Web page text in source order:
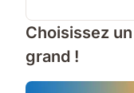
Choisissez
grand !